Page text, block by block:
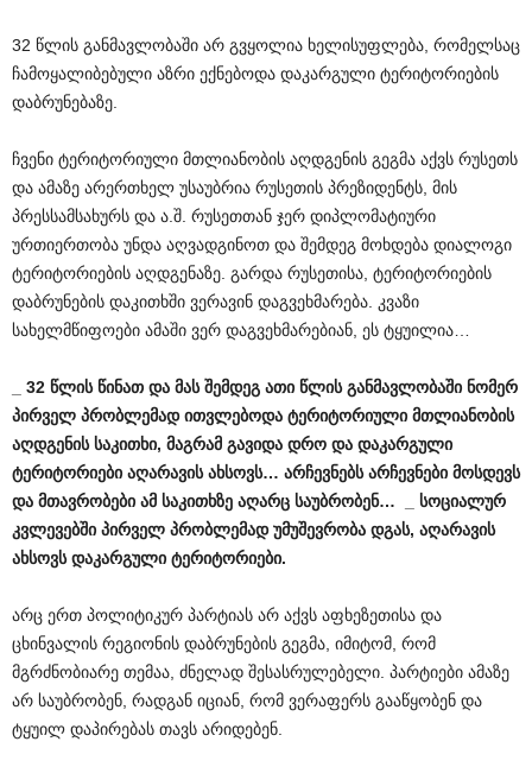
32 წლის განმავლობაში არ გვყოლია ხელისუფლება, რომელსაც
ჩამოყალიბებული აზრი ექნებოდა დაკარგული ტერიტორიების
დაბრუნებაზე.
ჩვენი ტერიტორიული მთლიანობის აღდგენის გეგმა აქვს რუსეთს
და ამაზე არერთხელ უსაუბრია რუსეთის პრეზიდენტს, მის
პრესსამსახურს და ა.შ. რუსეთთან ჯერ დიპლომატიური
ურთიერთობა უნდა აღვადგინოთ და შემდეგ მოხდება დიალოგი
ტერიტორიების აღდგენაზე. გარდა რუსეთისა, ტერიტორიების
დაბრუნების დაკითხში ვერავინ დაგვეხმარება. კვაზი
სახელმწიფოები ამაში ვერ დაგვეხმარებიან, ეს ტყუილია…
_ 32 წლის წინათ და მას შემდეგ ათი წლის განმავლობაში ნომერ
პირველ პრობლემად ითვლებოდა ტერიტორიული მთლიანობის
აღდგენის საკითხი, მაგრამ გავიდა დრო და დაკარგული
ტერიტორიები აღარავის ახსოვს… არჩევნებს არჩევნები მოსდევს
და მთავრობები ამ საკითხზე აღარც საუბრობენ… _ სოციალურ
კვლევებში პირველ პრობლემად უმუშევრობა დგას, აღარავის
ახსოვს დაკარგული ტერიტორიები.
არც ერთ პოლიტიკურ პარტიას არ აქვს აფხეზეთისა და
ცხინვალის რეგიონის დაბრუნების გეგმა, იმიტომ, რომ
მგრძნობიარე თემაა, ძნელად შესასრულებელი. პარტიები ამაზე
არ საუბრობენ, რადგან იციან, რომ ვერაფერს გააწყობენ და
ტყუილ დაპირებას თავს არიდებენ.